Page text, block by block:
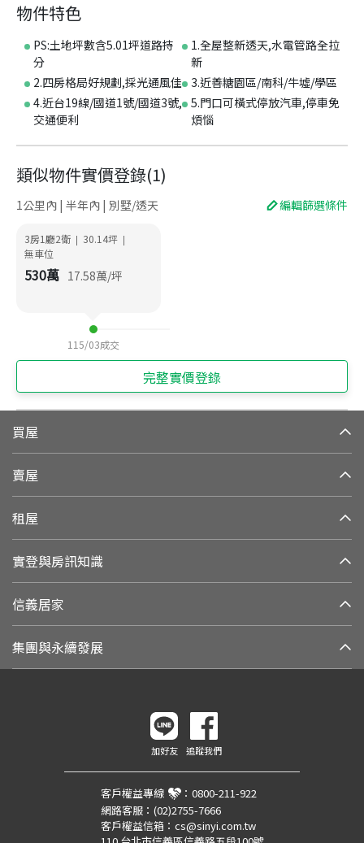
物件特色
PS:土地坪數含5.01坪道路持
分
1.全屋整新透天,水電管路全拉
新
2.四房格局好規劃,採光通風佳
3.近善糖園區/南科/牛墟/學區
4.近台19線/國道1號/國道3號,
交通便利
5.門口可橫式停放汽車,停車免
煩惱
類似物件實價登錄(1)
1公里內 | 半年內 | 別墅/透天 編輯篩選條件
3房1廳2衛 | 30.14坪 |
無車位
530萬 17.58萬/坪
115/03成交
完整實價登錄
買屋
賣屋
租屋
實登與房訊知識
信義居家
集團與永續發展
加好友 追蹤我們
客戶權益專線 ： 0800-211-922
網路客服： (02)2755-7666
客戶權益信箱： cs@sinyi.com.tw